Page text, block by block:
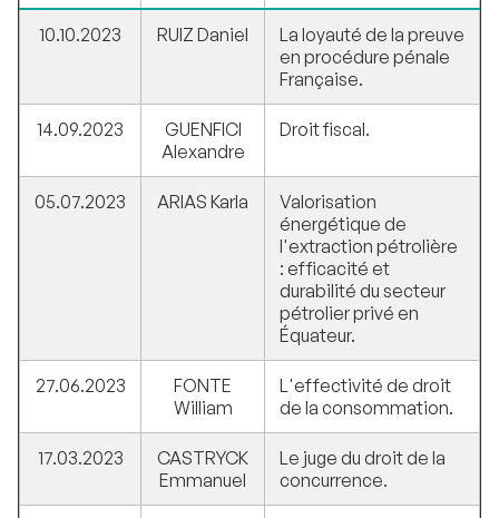
10.10.2023 RUIZ Daniel
La loyauté de la preuve
en procédure pénale
Française.
14.09.2023
GUENFICI
Alexandre
Droit fiscal.
05.07.2023 ARIAS Karla
Valorisation
énergétique de
l'extraction pétrolière
: efficacité et
durabilité du secteur
pétrolier privé en
Équateur.
27.06.2023
FONTE
William
L'effectivité de droit
de la consommation.
17.03.2023
CASTRYCK
Emmanuel
Le juge du droit de la
concurrence.